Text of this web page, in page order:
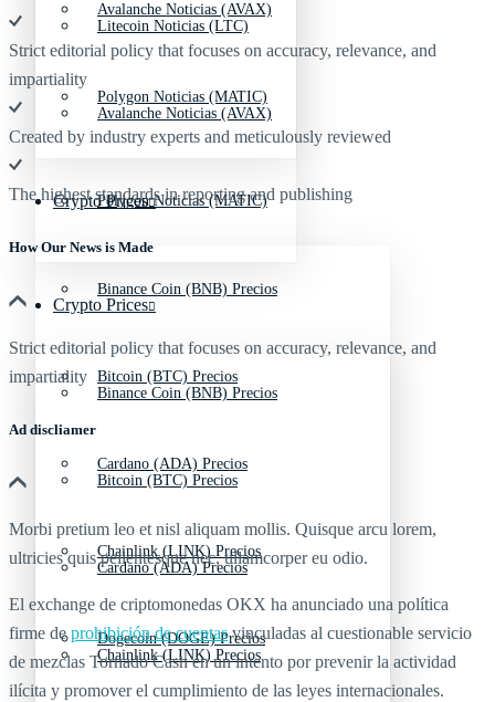
Avalanche Noticias (AVAX)
Polygon Noticias (MATIC)
Crypto Prices
Binance Coin (BNB) Precios
Bitcoin (BTC) Precios
Cardano (ADA) Precios
Chainlink (LINK) Precios
Dogecoin (DOGE) Precios
Litecoin Noticias (LTC)
Avalanche Noticias (AVAX)
Polygon Noticias (MATIC)
Crypto Prices
Binance Coin (BNB) Precios
Bitcoin (BTC) Precios
Cardano (ADA) Precios
Chainlink (LINK) Precios
Strict editorial policy that focuses on accuracy, relevance, and
impartiality
Created by industry experts and meticulously reviewed
The highest standards in reporting and publishing
How Our News is Made
Strict editorial policy that focuses on accuracy, relevance, and
impartiality
Ad discliamer
Morbi pretium leo et nisl aliquam mollis. Quisque arcu lorem,
ultricies quis pellentesque nec, ullamcorper eu odio.
El exchange de criptomonedas OKX ha anunciado una política
firme deprohibición de cuentasvinculadas al cuestionable servicio
de mezclas Tornado Cash en un intento por prevenir la actividad
ilícita y promover el cumplimiento de las leyes internacionales.